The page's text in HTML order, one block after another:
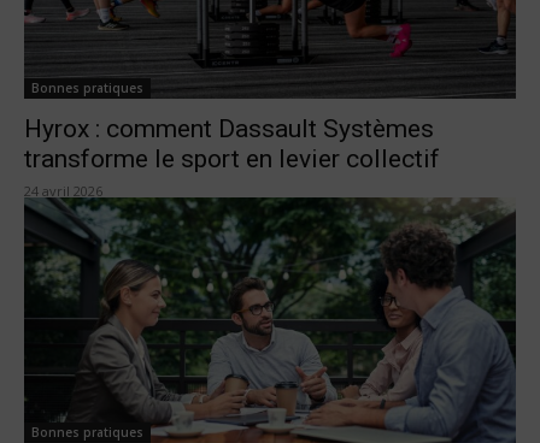
Bonnes pratiques
Hyrox : comment Dassault Systèmes
transforme le sport en levier collectif
24 avril 2026
Bonnes pratiques